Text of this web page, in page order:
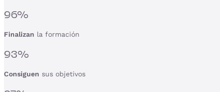
96%
Finalizan la formación
93%
Consiguen sus objetivos